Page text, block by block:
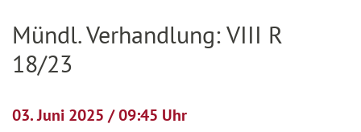
Mündl. Verhandlung: VIII R
18/23
03. Juni 2025 / 09:45 Uhr